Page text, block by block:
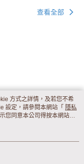
查看全部
方式之詳情，及若您不希
設定，請參閱本網站「 隱私
您同意本公司得按本網站使